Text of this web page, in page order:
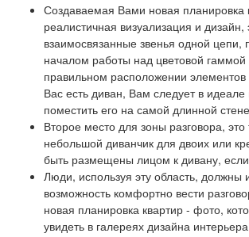
Создаваемая Вами новая планировка
реалистичная визуализация и дизайн,
взаимосвязанные звенья одной цепи,
началом работы над цветовой гаммой
правильном расположении
Вас есть диван, Вам следует в идеале
поместить его на самой длинной
Второе место для зоны разговора,
небольшой диванчик для двоих или
быть размещены лицом к дивану,
Люди, используя эту область, должны
возможность комфортно вести
новая планировка квартир - фото,
увидеть в галереях дизайна